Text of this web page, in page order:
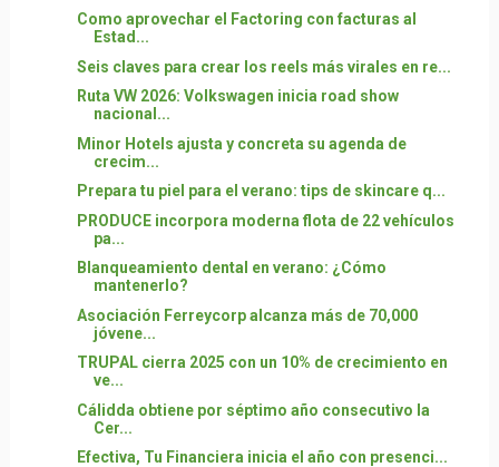
Como aprovechar el Factoring con facturas al
Estad...
Seis claves para crear los reels más virales en re...
Ruta VW 2026: Volkswagen inicia road show
nacional...
Minor Hotels ajusta y concreta su agenda de
crecim...
Prepara tu piel para el verano: tips de skincare q...
PRODUCE incorpora moderna flota de 22 vehículos
pa...
Blanqueamiento dental en verano: ¿Cómo
mantenerlo?
Asociación Ferreycorp alcanza más de 70,000
jóvene...
TRUPAL cierra 2025 con un 10% de crecimiento en
ve...
Cálidda obtiene por séptimo año consecutivo la
Cer...
Efectiva, Tu Financiera inicia el año con presenci...